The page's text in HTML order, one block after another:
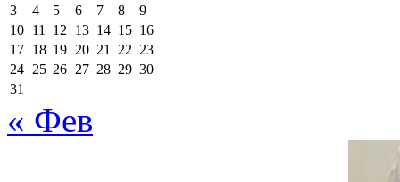
Ваш адрес email не будет
поля помечены
3
4 5 6 7 8
9
10 11 12 13 14 15 16
17 18 19 20 21 22 23
24 25 26 27 28 29 30
31
« Фев